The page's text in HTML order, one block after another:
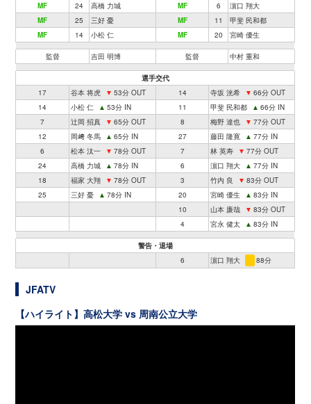
MF
24 高橋 力城 MF 6
濵口 翔大
MF
25 三好 憂 MF 11
甲斐 民和都
MF
14 小松 仁 MF 20 宮崎 優生
監督 吉田 明博 監督 中村 重和
選手交代
17
谷本 将虎 ▼ 53分 OUT 14 寺坂 洸希 ▼ 66分 OUT
14
小松 仁 ▲ 53分 IN 11 甲斐 民和都 ▲ 66分 IN
7
辻岡 招真 ▼ 65分 OUT 8 梅野 達也 ▼ 77分 OUT
12
岡﨑 冬馬 ▲ 65分 IN 27 藤田 隆寛 ▲ 77分 IN
6
松本 汰一 ▼ 78分 OUT 7 林 英寿 ▼ 77分 OUT
24
高橋 力城 ▲ 78分 IN 6 濵口 翔大 ▲ 77分 IN
18
福家 大翔 ▼ 78分 OUT 3 竹内 良 ▼ 83分 OUT
25
三好 憂 ▲ 78分 IN 20 宮崎 優生 ▲ 83分 IN
10
山本 廉哉 ▼ 83分 OUT
4
宮永 健太 ▲ 83分 IN
警告・退場
6
濵口 翔大 88分
JFATV
【ハイライト】高松大学 vs 周南公立大学